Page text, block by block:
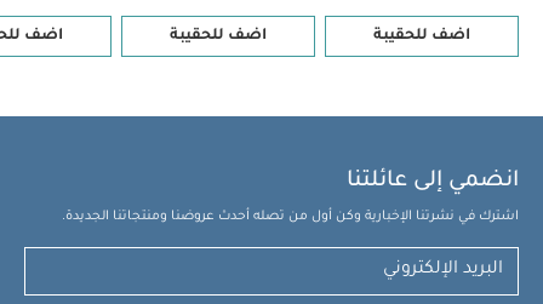
اضف للحقيبة اضف للحقيبة اضف
انضمي إلى عائلتنا
اشترك في نشرتنا الإخبارية وكن أول من تصله أحدث عروضنا ومنتجاتنا الجديدة.